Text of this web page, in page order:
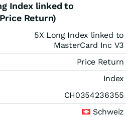
Index linked to
Return)
5X Long Index linked to
MasterCard Inc V3
Price Return
Index
CH0354236355
Schweiz